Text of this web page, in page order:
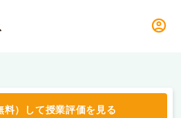
料）して授業評価を見る